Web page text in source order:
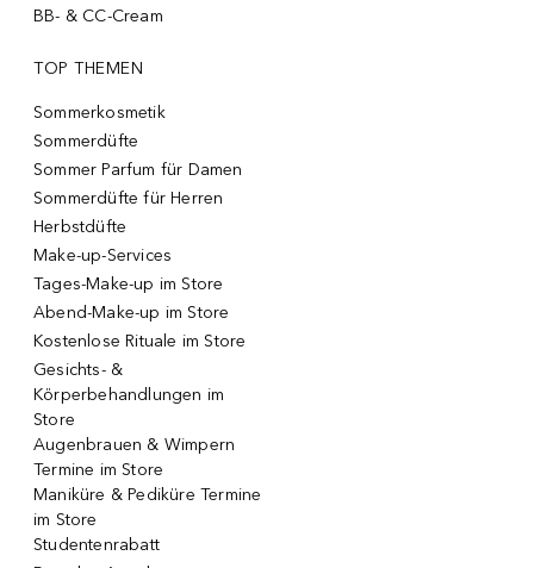
BB- & CC-Cream
TOP THEMEN
Sommerkosmetik
Sommerdüfte
Sommer Parfum für Damen
Sommerdüfte für Herren
Herbstdüfte
Make-up-Services
Tages-Make-up im Store
Abend-Make-up im Store
Kostenlose Rituale im Store
Gesichts- &
Körperbehandlungen im
Store
Augenbrauen & Wimpern
Termine im Store
Maniküre & Pediküre Termine
im Store
Studentenrabatt